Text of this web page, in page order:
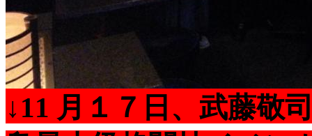
↓11 月１７日、 武藤敬